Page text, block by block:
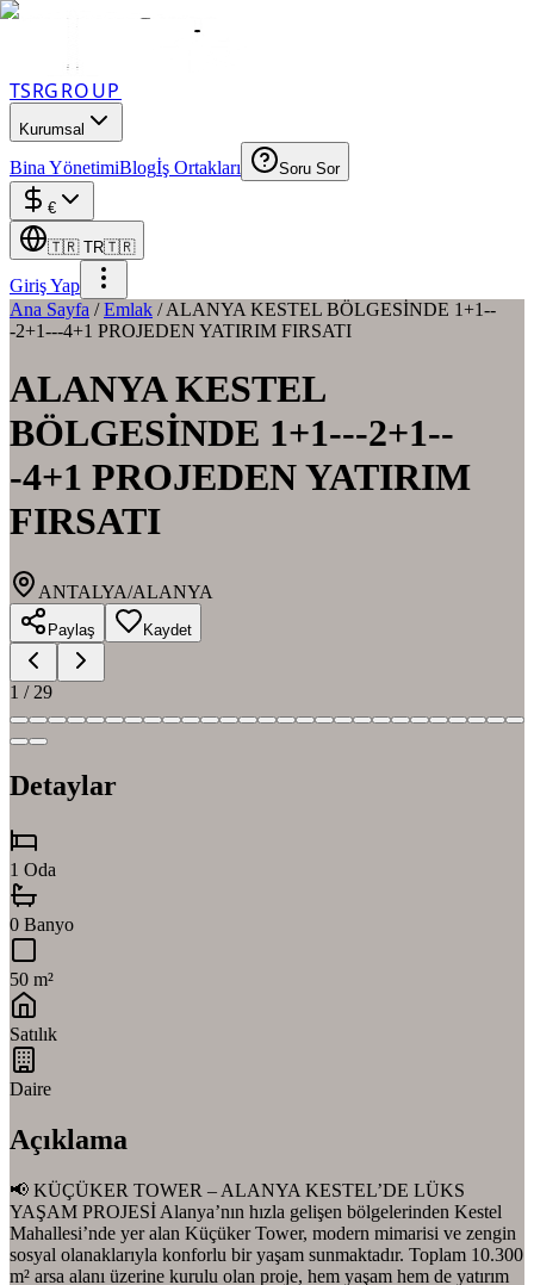
TSRGROUP
Kurumsal
Bina YönetimiBlogİş Ortakları Soru Sor
€
🇹🇷 TR🇹🇷
Giriş Yap
Ana Sayfa /Emlak /ALANYA KESTEL BÖLGESİNDE 1+1--
-2+1---4+1 PROJEDEN YATIRIM FIRSATI
ALANYA KESTEL
BÖLGESİNDE 1+1---2+1--
-4+1 PROJEDEN YATIRIM
FIRSATI
ANTALYA/ALANYA
Paylaş Kaydet
1 / 29
Detaylar
1 Oda
0 Banyo
50 m²
Satılık
Daire
Açıklama
📢 KÜÇÜKER TOWER – ALANYA KESTEL’DE LÜKS
YAŞAM PROJESİ Alanya’nın hızla gelişen bölgelerinden Kestel
Mahallesi’nde yer alan Küçüker Tower, modern mimarisi ve zengin
sosyal olanaklarıyla konforlu bir yaşam sunmaktadır. Toplam 10.300
m² arsa alanı üzerine kurulu olan proje, hem yaşam hem de yatırım